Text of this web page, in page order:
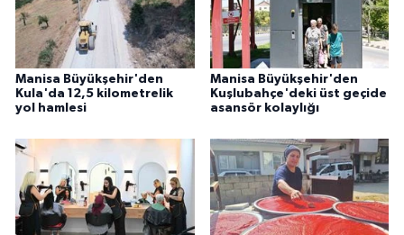
Manisa Büyükşehir'den
Kula'da 12,5 kilometrelik
yol hamlesi
Manisa Büyükşehir'den
Kuşlubahçe'deki üst geçide
asansör kolaylığı